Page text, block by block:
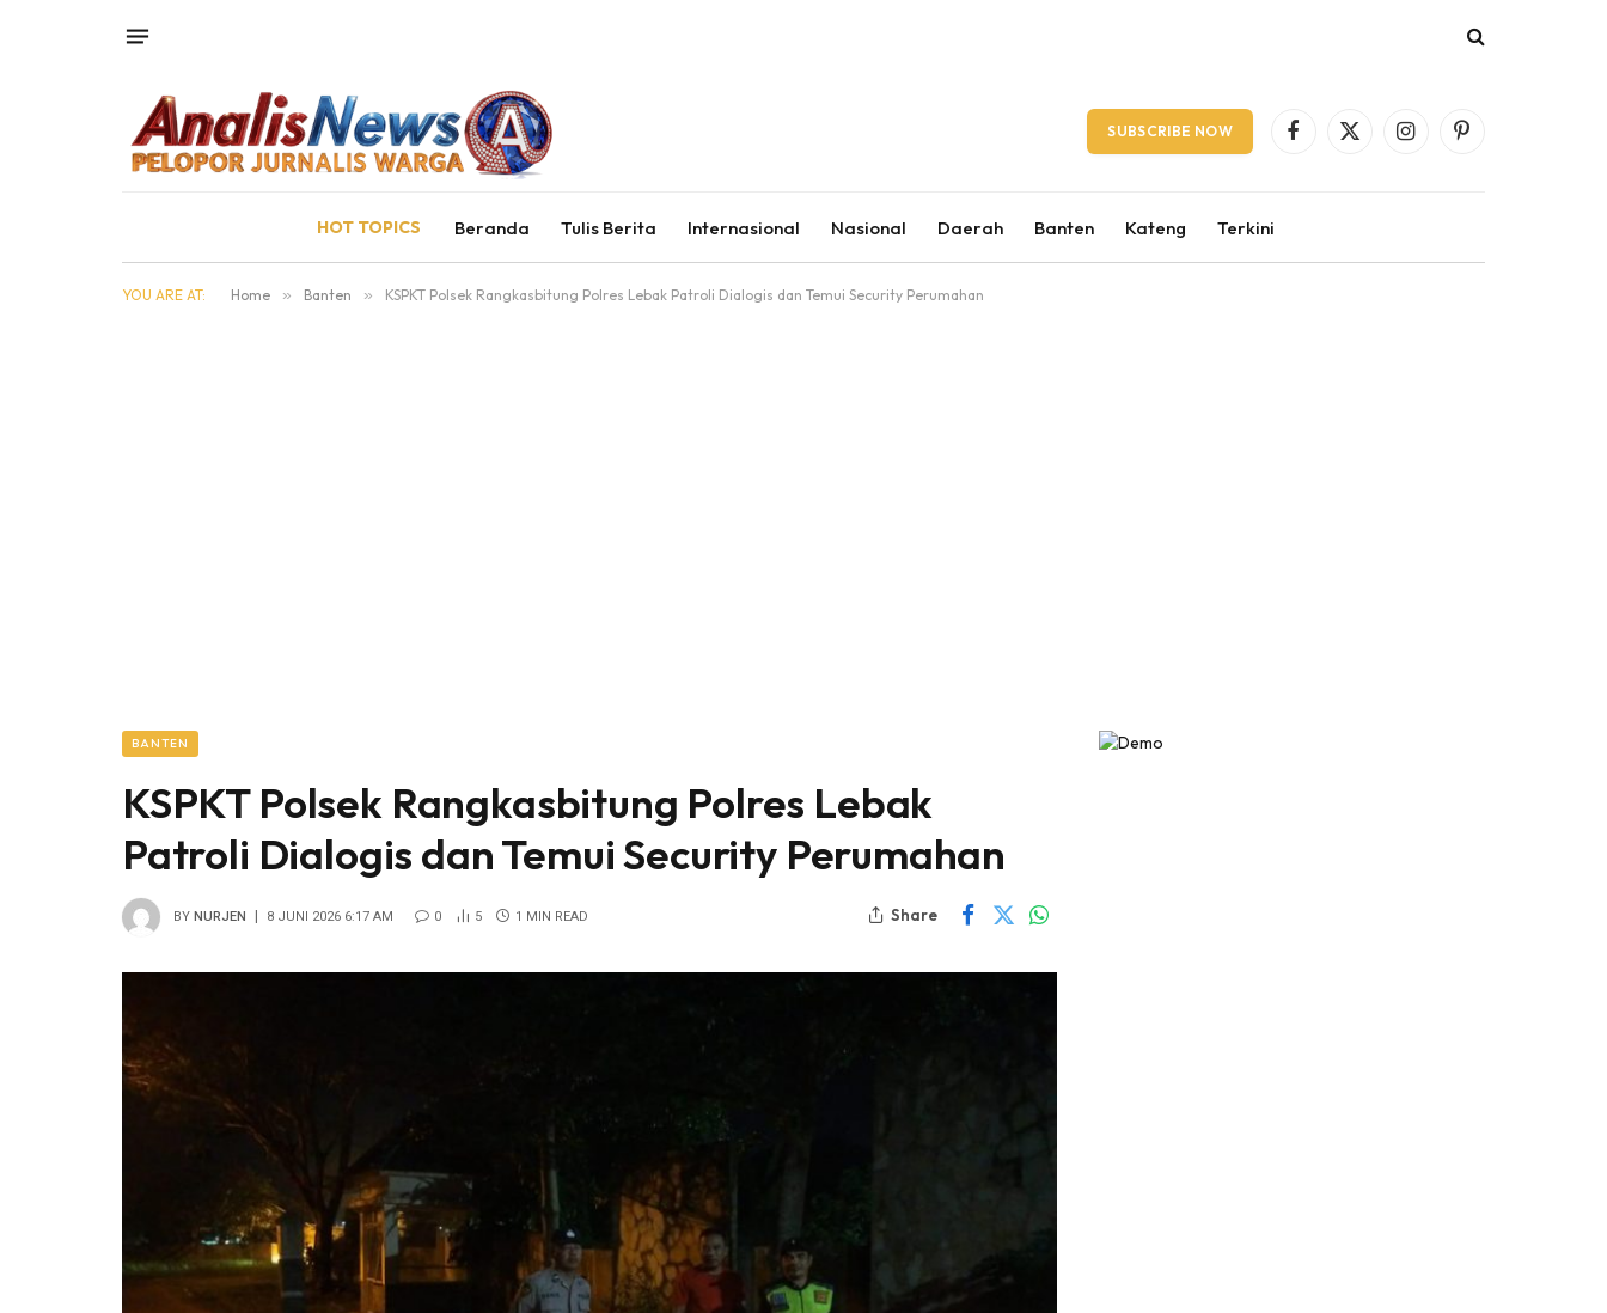
SUBSCRIBE NOW Facebook
X
InstagramPinterest
HOT TOPICS Beranda Tulis Berita Internasional Nasional Daerah Banten Kateng Terkini
YOU ARE AT: Home » Banten » KSPKT Polsek Rangkasbitung Polres Lebak Patroli Dialogis dan Temui Security Perumahan
BANTEN
KSPKT Polsek Rangkasbitung Polres Lebak
Patroli Dialogis dan Temui Security Perumahan
BY NURJEN 8 JUNI 2026 6:17 AM 0 5 1 MIN READ Share